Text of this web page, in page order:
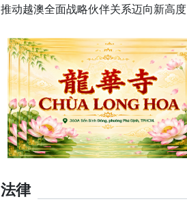
推动越澳全面战略伙伴关系迈向新高度
法律